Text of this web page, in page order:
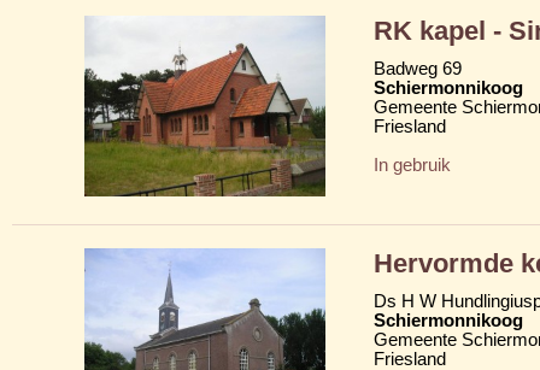
RK kapel -
Badweg 69
Schiermonnikoog
Gemeente
Friesland
In gebruik
Hervormde
Ds H W
Schiermonnikoog
Gemeente
Friesland